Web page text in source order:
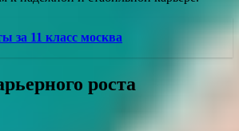
за 11 класс москва
роста